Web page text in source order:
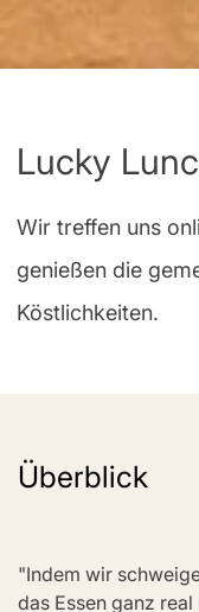
Lucky
Wir treffen uns
genießen die
Köstlichkeiten.
Überblick
"Indem wir
das Essen ganz